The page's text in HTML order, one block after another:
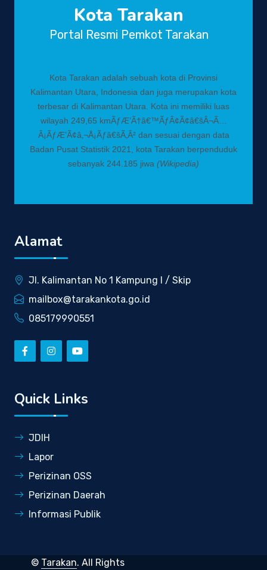
Kota Tarakan
Portal Resmi Pemkot Tarakan
Kota Tarakan adalah sebuah kota di Provinsi
Kalimantan Utara, Indonesia dan juga merupakan kota
terbesar di Kalimantan Utara. Kota ini memiliki luas
wilayah 249,65 kmÃƒÆ’Ã†â€™ÃƒÂ¢Ã¢â€šÂ¬Ã…
Â¡ÃƒÆ’Ã¢â‚¬Å¡Ãƒâ€šÃ‚Â² dan sesuai dengan data
Badan Pusat Statistik 2021, kota Tarakan berpenduduk
sebanyak 244.185 jiwa (Wikipedia)
Alamat
Jl. Kalimantan No 1 Kampung I / Skip
mailbox@tarakankota.go.id
085179990551
Quick Links
JDIH
Lapor
Perizinan OSS
Perizinan Daerah
Informasi Publik
© Tarakan. All Rights